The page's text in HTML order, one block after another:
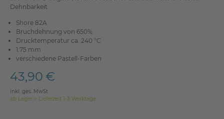
Dehnbarkeit.
Shore 82A
Bruchdehnung von 650%
Drucktemperatur ca. 240 °C
1.75 mm
verschiedene Pastell-Farben
43,90 €
inkl. ges. MwSt.
ab Lager > Lieferzeit 1-3 Werktage